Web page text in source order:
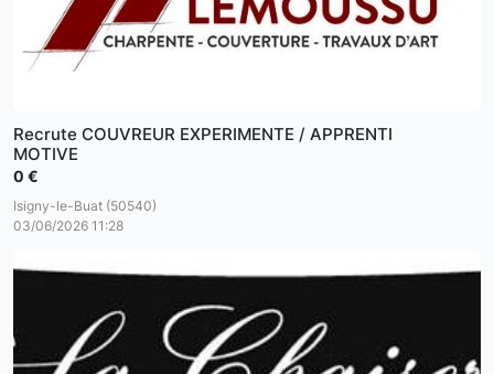
Recrute COUVREUR EXPERIMENTE / APPRENTI
MOTIVE
0 €
Isigny-le-Buat (50540)
03/06/2026 11:28